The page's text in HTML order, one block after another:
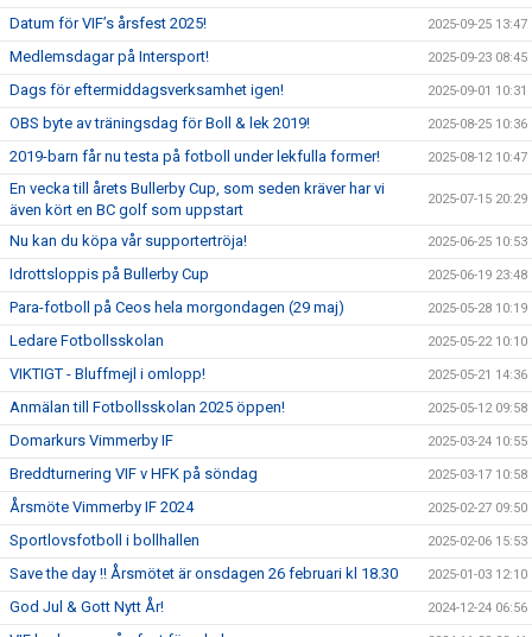
Datum för VIF’s årsfest 2025! 2025-09-25 13:47
Medlemsdagar på Intersport! 2025-09-23 08:45
Dags för eftermiddagsverksamhet igen! 2025-09-01 10:31
OBS byte av träningsdag för Boll & lek 2019! 2025-08-25 10:36
2019-barn får nu testa på fotboll under lekfulla former! 2025-08-12 10:47
En vecka till årets Bullerby Cup, som seden kräver har vi
även kört en BC golf som uppstart
2025-07-15 20:29
Nu kan du köpa vår supportertröja! 2025-06-25 10:53
Idrottsloppis på Bullerby Cup 2025-06-19 23:48
Para-fotboll på Ceos hela morgondagen (29 maj) 2025-05-28 10:19
Ledare Fotbollsskolan 2025-05-22 10:10
VIKTIGT - Bluffmejl i omlopp! 2025-05-21 14:36
Anmälan till Fotbollsskolan 2025 öppen! 2025-05-12 09:58
Domarkurs Vimmerby IF 2025-03-24 10:55
Breddturnering VIF v HFK på söndag 2025-03-17 10:58
Årsmöte Vimmerby IF 2024 2025-02-27 09:50
Sportlovsfotboll i bollhallen 2025-02-06 15:53
Save the day !! Årsmötet är onsdagen 26 februari kl 18.30 2025-01-03 12:10
God Jul & Gott Nytt År! 2024-12-24 06:56